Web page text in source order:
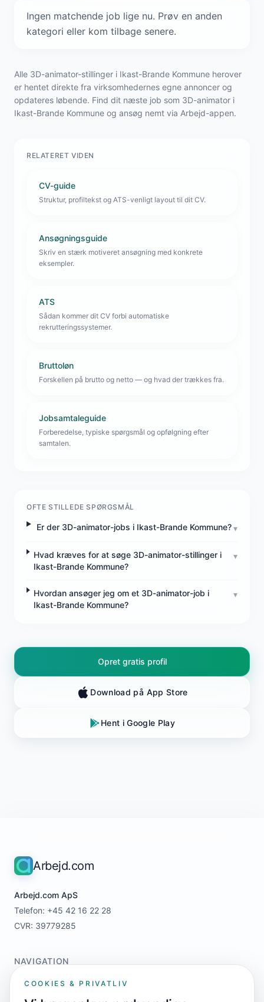
Ingen matchende job lige nu. Prøv en anden
kategori eller kom tilbage senere.
Alle 3D-animator-stillinger i Ikast-Brande Kommune herover
er hentet direkte fra virksomhedernes egne annoncer og
opdateres løbende. Find dit næste job som 3D-animator i
Ikast-Brande Kommune og ansøg nemt via Arbejd-appen.
RELATERET VIDEN
CV-guide
Struktur, profiltekst og ATS-venligt layout til dit CV.
Ansøgningsguide
Skriv en stærk motiveret ansøgning med konkrete
eksempler.
ATS
Sådan kommer dit CV forbi automatiske
rekrutteringssystemer.
Bruttoløn
Forskellen på brutto og netto — og hvad der trækkes fra.
Jobsamtaleguide
Forberedelse, typiske spørgsmål og opfølgning efter
samtalen.
OFTE STILLEDE SPØRGSMÅL
Er der 3D-animator-jobs i Ikast-Brande Kommune?▾
Hvad kræves for at søge 3D-animator-stillinger i
Ikast-Brande Kommune?
▾
Hvordan ansøger jeg om et 3D-animator-job i
Ikast-Brande Kommune?
▾
Opret gratis profil
Download på App Store
Hent i Google Play
Arbejd.com
Arbejd.com ApS
Telefon: +45 42 16 22 28
CVR: 39779285
NAVIGATION
Home
For jobsøgere
COOKIES & PRIVATLIV